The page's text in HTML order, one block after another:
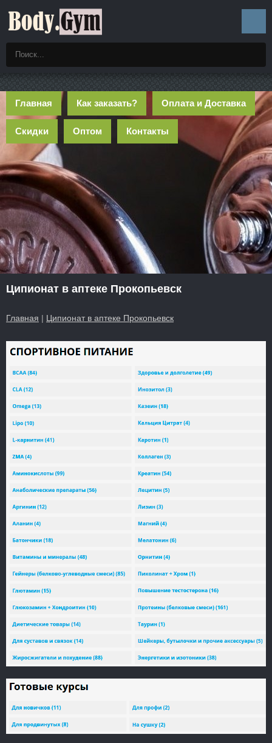
Главная Как заказать? Оплата и Доставка
Скидки Оптом Контакты
Ципионат в аптеке Прокопьевск
Главная | Ципионат в аптеке Прокопьевск